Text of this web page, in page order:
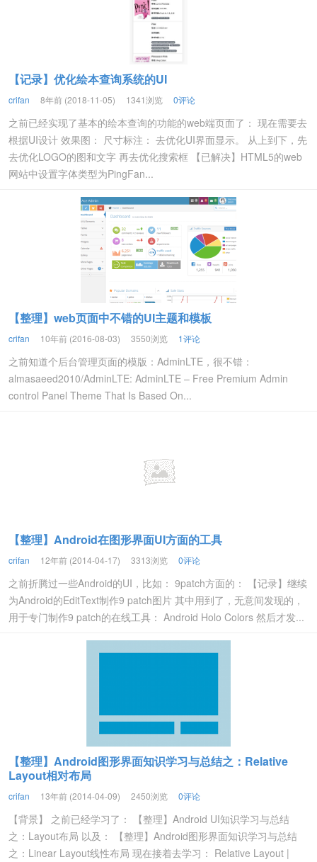
【记录】优化绘本查询系统的UI
crifan 8年前 (2018-11-05) 1341浏览 0评论
之前已经实现了基本的绘本查询的功能的web端页面了： 现在需要去
根据UI设计 效果图： 尺寸标注： 去优化UI界面显示。 从上到下，先
去优化LOGO的图和文字 再去优化搜索框 【已解决】HTML5的web
网站中设置字体类型为PingFan...
【整理】web页面中不错的UI主题和模板
crifan 10年前 (2016-08-03) 3550浏览 1评论
之前知道个后台管理页面的模版：AdminLTE，很不错：
almasaeed2010/AdminLTE: AdminLTE – Free Premium Admin
control Panel Theme That Is Based On...
【整理】Android在图形界面UI方面的工具
crifan 12年前 (2014-04-17) 3313浏览 0评论
之前折腾过一些Android的UI，比如： 9patch方面的： 【记录】继续
为Android的EditText制作9 patch图片 其中用到了，无意间发现的，
用于专门制作9 patch的在线工具： Android Holo Colors 然后才发...
【整理】Android图形界面知识学习与总结之：Relative
Layout相对布局
crifan 13年前 (2014-04-09) 2450浏览 0评论
【背景】 之前已经学习了： 【整理】Android UI知识学习与总结
之：Layout布局 以及： 【整理】Android图形界面知识学习与总结
之：Linear Layout线性布局 现在接着去学习： Relative Layout |